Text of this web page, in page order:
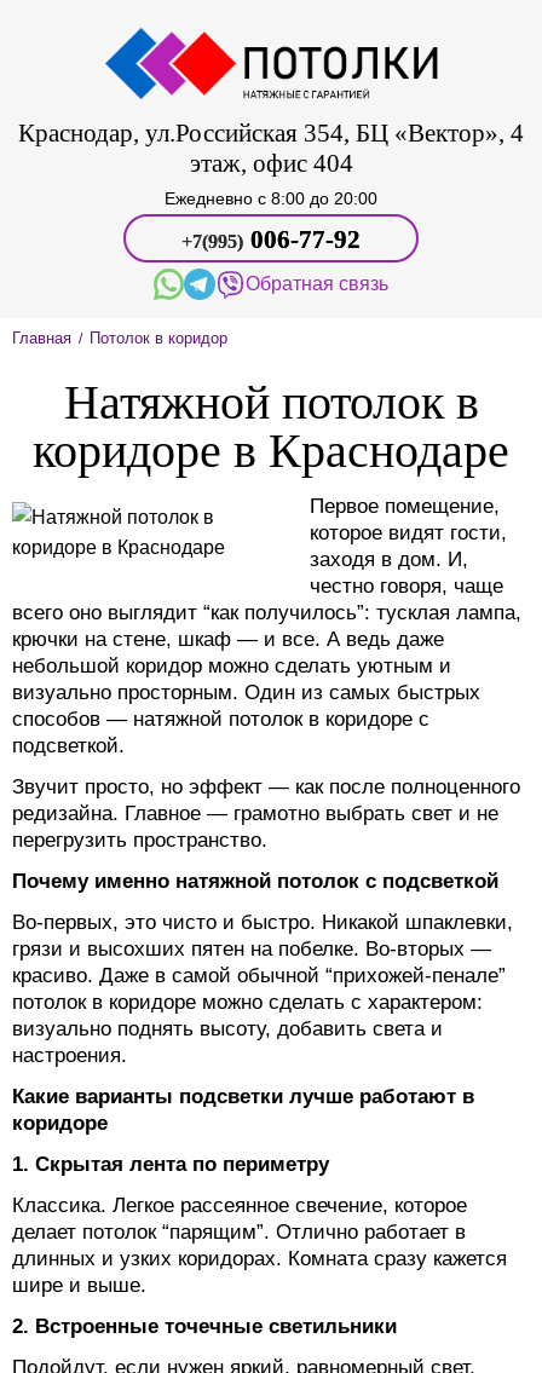
Краснодар, ул.Российская 354, БЦ «Вектор», 4
этаж, офис 404
Ежедневно c 8:00 до 20:00
+7(995) 006-77-92
Обратная связь
Главная / Потолок в коридор
Натяжной потолок в
коридоре в Краснодаре
Первое помещение,
которое видят гости,
заходя в дом. И,
честно говоря, чаще
всего оно выглядит “как получилось”: тусклая лампа,
крючки на стене, шкаф — и все. А ведь даже
небольшой коридор можно сделать уютным и
визуально просторным. Один из самых быстрых
способов — натяжной потолок в коридоре с
подсветкой.
Звучит просто, но эффект — как после полноценного
редизайна. Главное — грамотно выбрать свет и не
перегрузить пространство.
Почему именно натяжной потолок с подсветкой
Во-первых, это чисто и быстро. Никакой шпаклевки,
грязи и высохших пятен на побелке. Во-вторых —
красиво. Даже в самой обычной “прихожей-пенале”
потолок в коридоре можно сделать с характером:
визуально поднять высоту, добавить света и
настроения.
Какие варианты подсветки лучше работают в
коридоре
1. Скрытая лента по периметру
Классика. Легкое рассеянное свечение, которое
делает потолок “парящим”. Отлично работает в
длинных и узких коридорах. Комната сразу кажется
шире и выше.
2. Встроенные точечные светильники
Подойдут, если нужен яркий, равномерный свет.